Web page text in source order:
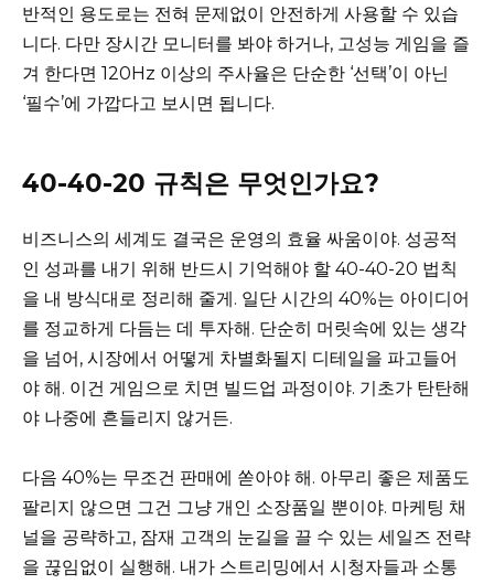
반적인 용도로는 전혀 문제없이 안전하게 사용할 수 있습
니다. 다만 장시간 모니터를 봐야 하거나, 고성능 게임을 즐
겨 한다면 120Hz 이상의 주사율은 단순한 ‘선택’이 아닌
‘필수’에 가깝다고 보시면 됩니다.
40-40-20 규칙은 무엇인가요?
비즈니스의 세계도 결국은 운영의 효율 싸움이야. 성공적
인 성과를 내기 위해 반드시 기억해야 할 40-40-20 법칙
을 내 방식대로 정리해 줄게. 일단 시간의 40%는 아이디어
를 정교하게 다듬는 데 투자해. 단순히 머릿속에 있는 생각
을 넘어, 시장에서 어떻게 차별화될지 디테일을 파고들어
야 해. 이건 게임으로 치면 빌드업 과정이야. 기초가 탄탄해
야 나중에 흔들리지 않거든.
다음 40%는 무조건 판매에 쏟아야 해. 아무리 좋은 제품도
팔리지 않으면 그건 그냥 개인 소장품일 뿐이야. 마케팅 채
널을 공략하고, 잠재 고객의 눈길을 끌 수 있는 세일즈 전략
을 끊임없이 실행해. 내가 스트리밍에서 시청자들과 소통